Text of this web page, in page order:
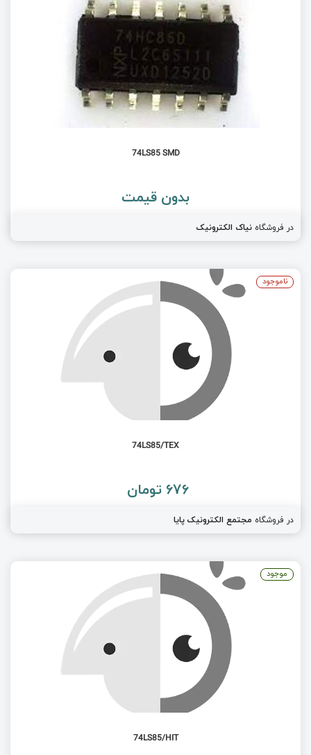
74LS85 SMD
بدون قیمت
در فروشگاه نیاک الکترونیک
74LS85/TEX
676 تومان
در فروشگاه مجتمع الکترونیک پایا
ناموجود
74LS85/HIT
موجود